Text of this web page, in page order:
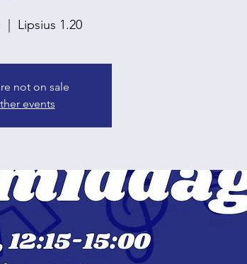
  |
Lipsius 1.20
not on sale
events